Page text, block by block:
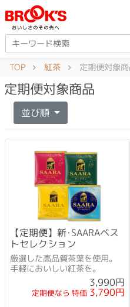
TOP 紅茶 定期便対象
定期便対象商品
並び順
【定期便】新･SAARAベス
トセレクション
厳選した高品質茶葉を使用。
手軽においしい紅茶を。
3,990円
定期便なら 特価3,790円